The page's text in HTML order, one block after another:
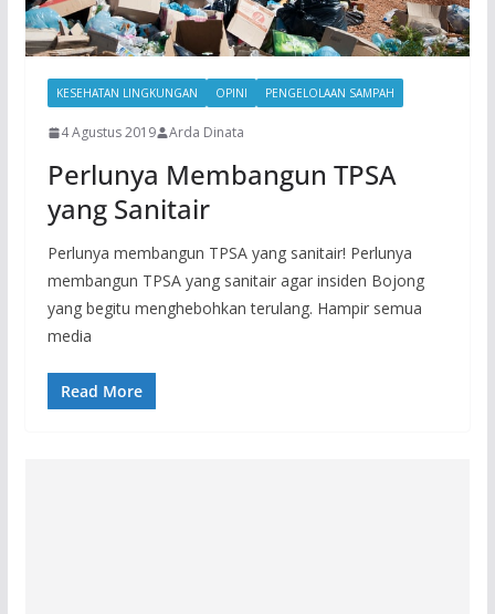
KESEHATAN LINGKUNGAN OPINI PENGELOLAAN SAMPAH
4 Agustus 2019 Arda Dinata
Perlunya Membangun TPSA
yang Sanitair
Perlunya membangun TPSA yang sanitair! Perlunya
membangun TPSA yang sanitair agar insiden Bojong
yang begitu menghebohkan terulang. Hampir semua
media
Read More